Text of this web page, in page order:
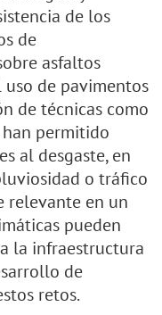
de los
de
asfaltos
de pavimentos
de técnicas como
permitido
al desgaste, en
o tráfico
relevante en un
pueden
la infraestructura
de
retos.